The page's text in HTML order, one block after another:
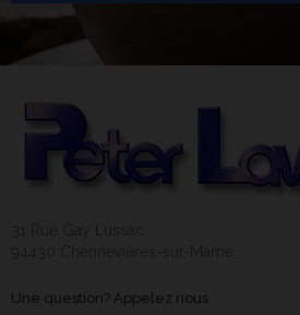
Une question? Appelez nous